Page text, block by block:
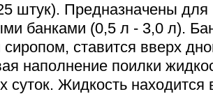
штук). Предназначены для
банками (0,5 л - 3,0 л).
ставится вверх
наполнение поилки
суток. Жидкость